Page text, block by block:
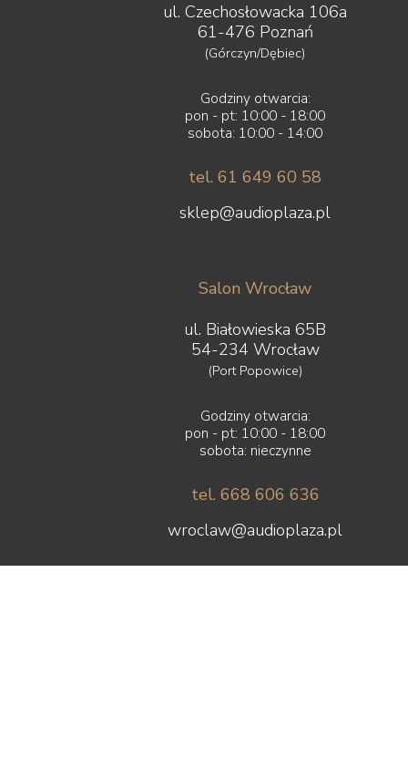
ul. Czechosłowacka 106a
61-476 Poznań
(Górczyn/Dębiec)
Godziny otwarcia:
pon - pt: 10:00 - 18:00
sobota: 10:00 - 14:00
tel. 61 649 60 58
sklep@audioplaza.pl
Salon Wrocław
ul. Białowieska 65B
54-234 Wrocław
(Port Popowice)
Godziny otwarcia:
pon - pt: 10:00 - 18:00
sobota: nieczynne
tel. 668 606 636
wroclaw@audioplaza.pl